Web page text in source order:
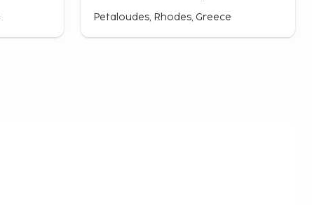
Petaloudes, Rhodes, Greece